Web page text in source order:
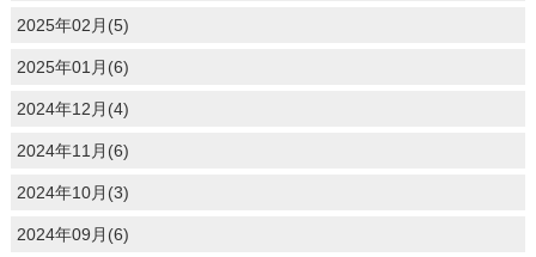
2025年02月(5)
2025年01月(6)
2024年12月(4)
2024年11月(6)
2024年10月(3)
2024年09月(6)